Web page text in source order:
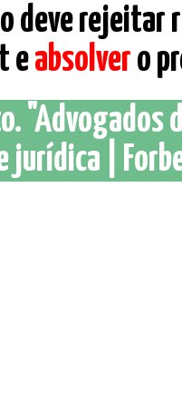
deve
eabsolvero
"Advogados
jurídica |